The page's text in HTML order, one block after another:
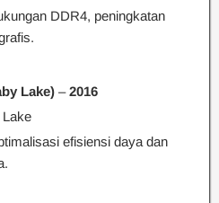
DDR4, peningkatan
Lake) –2016
Lake
efisiensi daya dan